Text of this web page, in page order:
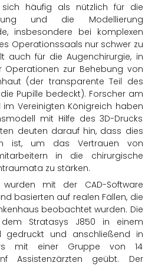
sich häufig als nützlich für die
und die Modellierung
insbesondere bei komplexen
Operationssaals nur schwer zu
auch für die Augenchirurgie, in
Operationen zur Behebung von
(der transparente Teil des
Pupille bedeckt). Forscher am
im Vereinigten Königreich haben
mit Hilfe des 3D-Drucks
deuten darauf hin, dass dies
ist, um das Vertrauen von
in die chirurgische
zu stärken.
wurden mit der CAD-Software
basierten auf realen Fällen, die
beobachtet wurden. Die
Stratasys J850 in einem
gedruckt und anschließend in
mit einer Gruppe von 14
Assistenzärzten geübt. Der